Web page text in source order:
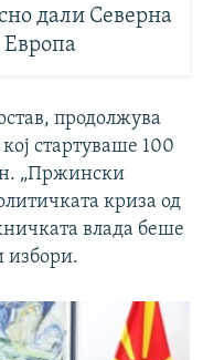
дали Северна
Европа
продолжува
стартуваше 100
„Пржински
криза од
влада беше
избори.